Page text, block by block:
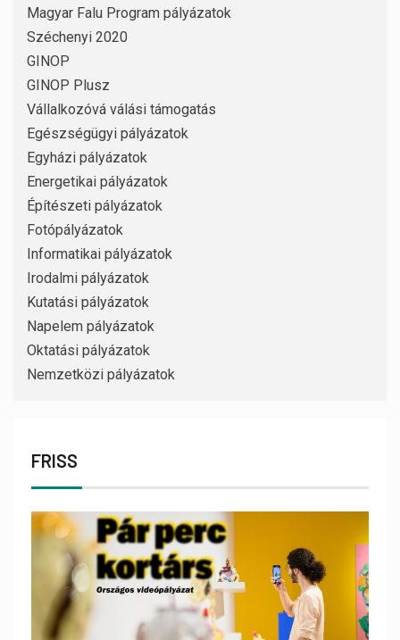
Magyar Falu Program pályázatok
Széchenyi 2020
GINOP
GINOP Plusz
Vállalkozóvá válási támogatás
Egészségügyi pályázatok
Egyházi pályázatok
Energetikai pályázatok
Építészeti pályázatok
Fotópályázatok
Informatikai pályázatok
Irodalmi pályázatok
Kutatási pályázatok
Napelem pályázatok
Oktatási pályázatok
Nemzetközi pályázatok
FRISS